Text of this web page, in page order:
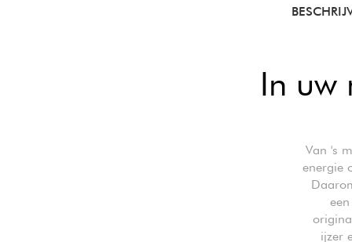
In uw
Van 's
energie
ijzer